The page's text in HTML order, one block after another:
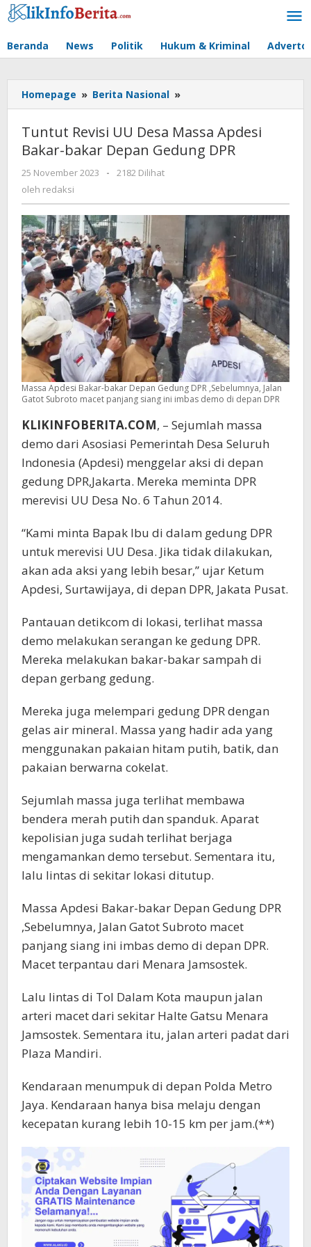
Lewati
ke
Beranda News Politik Hukum & Kriminal
Homepage » Berita Nasional »
Revisi
Desa
Massa
Gedung
DPR
Tuntut Revisi UU Desa Massa Apdesi
Bakar-bakar Depan Gedung DPR
25 November 2023
oleh
-
2182 Dilihat
oleh redaksi
Massa Apdesi Bakar-bakar Depan Gedung DPR ,Sebelumnya, Jalan
Gatot Subroto macet panjang siang ini imbas demo di depan DPR
KLIKINFOBERITA.COM, – Sejumlah massa
demo dari Asosiasi Pemerintah Desa Seluruh
Indonesia (Apdesi) menggelar aksi di depan
gedung DPR,Jakarta. Mereka meminta DPR
merevisi UU Desa No. 6 Tahun 2014.
“Kami minta Bapak Ibu di dalam gedung DPR
untuk merevisi UU Desa. Jika tidak dilakukan,
akan ada aksi yang lebih besar,” ujar Ketum
Apdesi, Surtawijaya, di depan DPR, Jakata Pusat.
Pantauan detikcom di lokasi, terlihat massa
demo melakukan serangan ke gedung DPR.
Mereka melakukan bakar-bakar sampah di
depan gerbang gedung.
Mereka juga melempari gedung DPR dengan
gelas air mineral. Massa yang hadir ada yang
menggunakan pakaian hitam putih, batik, dan
pakaian berwarna cokelat.
Sejumlah massa juga terlihat membawa
bendera merah putih dan spanduk. Aparat
kepolisian juga sudah terlihat berjaga
mengamankan demo tersebut. Sementara itu,
lalu lintas di sekitar lokasi ditutup.
Massa Apdesi Bakar-bakar Depan Gedung DPR
,Sebelumnya, Jalan Gatot Subroto macet
panjang siang ini imbas demo di depan DPR.
Macet terpantau dari Menara Jamsostek.
Lalu lintas di Tol Dalam Kota maupun jalan
arteri macet dari sekitar Halte Gatsu Menara
Jamsostek. Sementara itu, jalan arteri padat dari
Plaza Mandiri.
Kendaraan menumpuk di depan Polda Metro
Jaya. Kendaraan hanya bisa melaju dengan
kecepatan kurang lebih 10-15 km per jam.(**)